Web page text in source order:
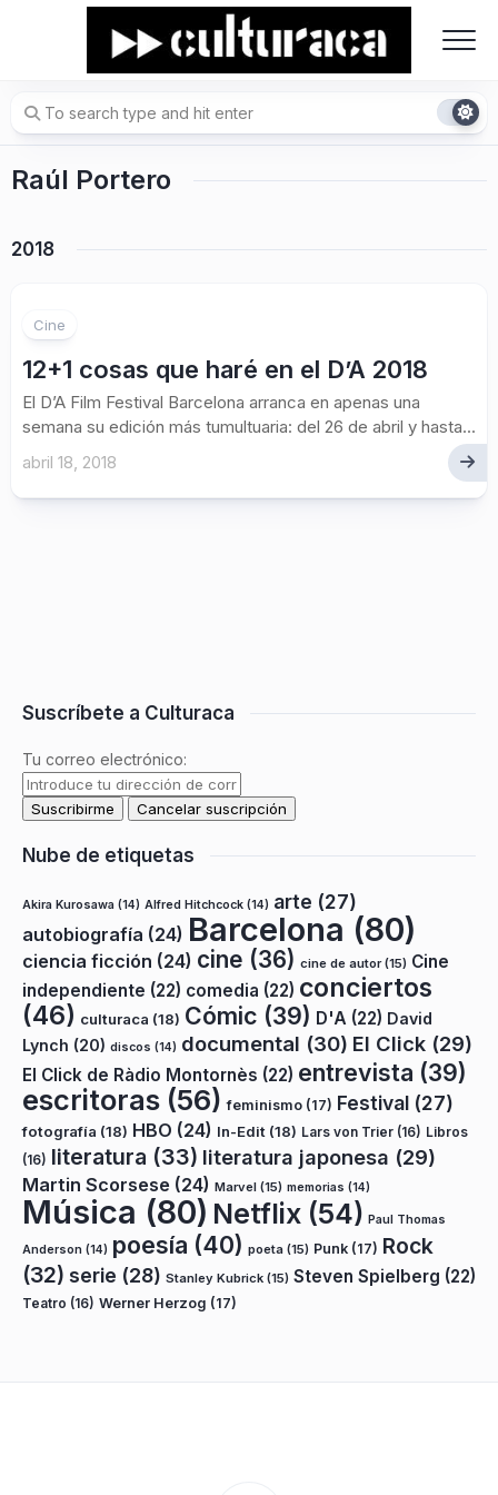
Raúl Portero
2018
Cine
12+1 cosas que haré en el D’A 2018
El D’A Film Festival Barcelona arranca en apenas una
semana su edición más tumultuaria: del 26 de abril y hasta...
abril 18, 2018
Suscríbete a Culturaca
Tu correo electrónico:
Nube de etiquetas
Akira Kurosawa (14) Alfred Hitchcock (14) arte (27)
autobiografía (24) Barcelona (80)
ciencia ficción (24) cine (36) cine de autor(15) Cine
independiente (22) comedia (22) conciertos
(46) culturaca (18) Cómic (39) D'A (22) David
Lynch (20) discos (14) documental (30) El Click (29)
El Click de Ràdio Montornès (22) entrevista (39)
escritoras (56) feminismo (17) Festival (27)
fotografía (18) HBO (24) In-Edit (18) Lars von Trier (16) Libros
(16) literatura (33) literatura japonesa (29)
Martin Scorsese (24) Marvel (15) memorias (14)
Música (80) Netflix (54) Paul Thomas
Anderson (14) poesía (40) poeta (15) Punk (17) Rock
(32) serie (28) Stanley Kubrick (15) Steven Spielberg (22)
Teatro (16) Werner Herzog (17)